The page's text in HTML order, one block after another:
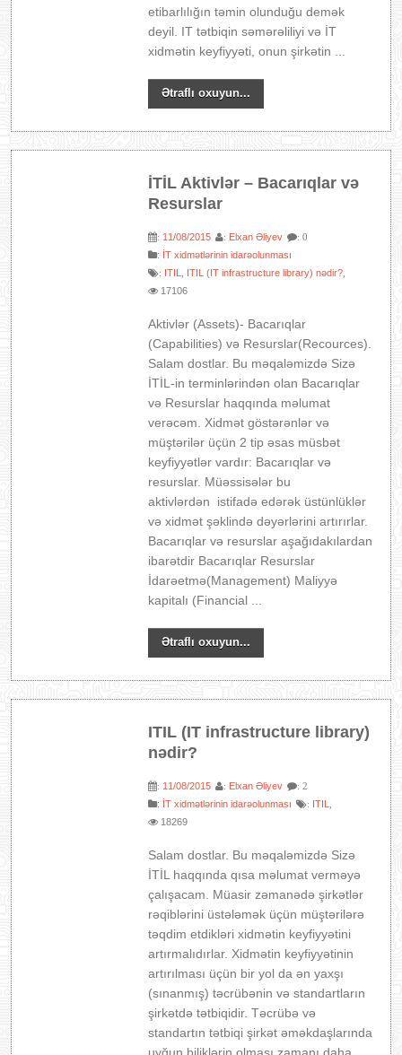
etibarlılığın təmin olunduğu demək
deyil. IT tətbiqin səmərəliliyi və İT
xidmətin keyfiyyəti, onun şirkətin ...
Ətraflı oxuyun...
İTİL Aktivlər – Bacarıqlar və
Resurslar
: 11/08/2015 : Elxan Əliyev : 0
: İT xidmətlərinin idarəolunması
: ITIL ITIL (IT infrastructure library) nədir?
17106
Aktivlər (Assets)- Bacarıqlar
(Capabilities) və Resurslar(Recources).
Salam dostlar. Bu məqaləmizdə Sizə
İTİL-in terminlərindən olan Bacarıqlar
və Resurslar haqqında məlumat
verəcəm. Xidmət göstərənlər və
müştərilər üçün 2 tip əsas müsbət
keyfiyyətlər vardır: Bacarıqlar və
resurslar. Müəssisələr bu
aktivlərdən istifadə edərək üstünlüklər
və xidmət şəklində dəyərlərini artırırlar.
Bacarıqlar və resurslar aşağıdakılardan
ibarətdir Bacarıqlar Resurslar
İdarəetmə(Management) Maliyyə
kapitalı (Financial ...
Ətraflı oxuyun...
ITIL (IT infrastructure library)
nədir?
: 11/08/2015 : Elxan Əliyev : 2
: İT xidmətlərinin idarəolunması : ITIL
18269
Salam dostlar. Bu məqaləmizdə Sizə
İTİL haqqında qısa məlumat verməyə
çalışacam. Müasir zəmanədə şirkətlər
rəqiblərini üstələmək üçün müştərilərə
təqdim etdikləri xidmətin keyfiyyətini
artırmalıdırlar. Xidmətin keyfiyyətinin
artırılması üçün bir yol da ən yaxşı
(sınanmış) təcrübənin və standartların
şirkətdə tətbiqidir. Təcrübə və
standartın tətbiqi şirkət əməkdaşlarında